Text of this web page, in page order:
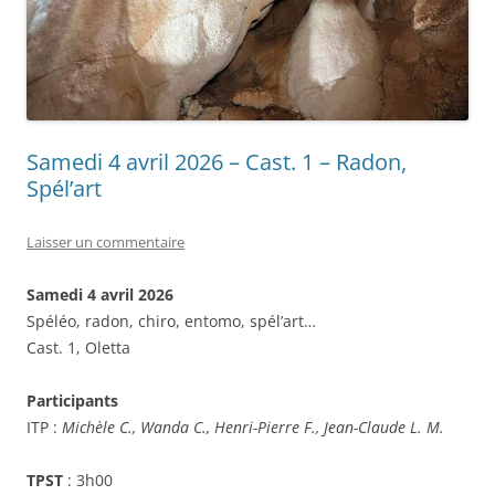
Samedi 4 avril 2026 – Cast. 1 – Radon,
Spél’art
Laisser un commentaire
Samedi 4 avril 2026
Spéléo, radon, chiro, entomo, spél’art…
Cast. 1, Oletta
Participants
ITP : Michèle C., Wanda C., Henri-Pierre F., Jean-Claude L. M.
TPST : 3h00